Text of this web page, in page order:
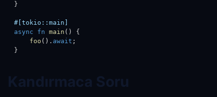
}
#[tokio::main]
async
fn main ( )
{
foo ( ) . await ;
}
Kandırmaca Soru